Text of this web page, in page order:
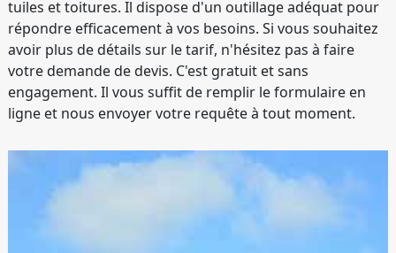
tuiles et toitures. Il dispose d'un outillage adéquat pour
répondre efficacement à vos besoins. Si vous souhaitez
avoir plus de détails sur le tarif, n'hésitez pas à faire
votre demande de devis. C'est gratuit et sans
engagement. Il vous suffit de remplir le formulaire en
ligne et nous envoyer votre requête à tout moment.